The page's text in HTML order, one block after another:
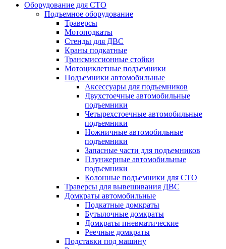
Оборудование для СТО
Подъемное оборудование
Траверсы
Мотоподкаты
Стенды для ДВС
Краны подкатные
Трансмиссионные стойки
Мотоциклетные подъемники
Подъемники автомобильные
Аксессуары для подъемников
Двухстоечные автомобильные
подъемники
Четырехстоечные автомобильные
подъемники
Ножничные автомобильные
подъемники
Запасные части для подъемников
Плунжерные автомобильные
подъемники
Колонные подъемники для СТО
Траверсы для вывешивания ДВС
Домкраты автомобильные
Подкатные домкраты
Бутылочные домкраты
Домкраты пневматические
Реечные домкраты
Подставки под машину